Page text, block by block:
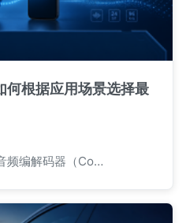
何根据应用场景选择最
频编解码器（Co…